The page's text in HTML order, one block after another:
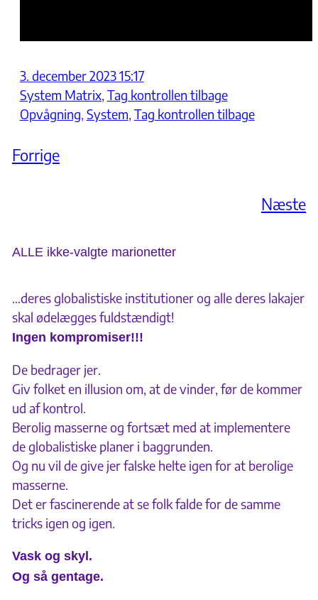
3. december 2023 15:17
System Matrix, Tag kontrollen tilbage
Opvågning, System, Tag kontrollen tilbage
Forrige
Næste
ALLE ikke-valgte marionetter
…deres globalistiske institutioner og alle deres lakajer
skal ødelægges fuldstændigt!
Ingen kompromiser!!!
De bedrager jer.
Giv folket en illusion om, at de vinder, før de kommer
ud af kontrol.
Berolig masserne og fortsæt med at implementere
de globalistiske planer i baggrunden.
Og nu vil de give jer falske helte igen for at berolige
masserne.
Det er fascinerende at se folk falde for de samme
tricks igen og igen.
Vask og skyl.
Og så gentage.